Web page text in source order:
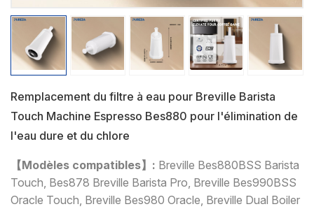
Remplacement du filtre à eau pour Breville Barista
Touch Machine Espresso Bes880 pour l'élimination de
l'eau dure et du chlore
【Modèles compatibles】: Breville Bes880BSS Barista
Touch, Bes878 Breville Barista Pro, Breville Bes990BSS
Oracle Touch, Breville Bes980 Oracle, Breville Dual Boiler